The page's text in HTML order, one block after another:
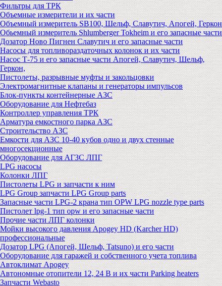
Фильтры для ТРК
Объемные измерители и их части
Объемный измеритель SB100, Шельф, Славутич, Апогей, Геркон
Обьемный измеритель Shlumberger Tokheim и его запасные части
Дозатор Ново Пигнен Славутич и его запасные части
Насосы для топливораздаточных колонок и их части
Насос Т-75 и его запасные части Апогей, Славутич, Шельф,
Геркон,
Пистолеты, разрывные муфты и закольцовки
Электромагнитные клапаны и генераторы импульсов
Блок-пункты контейнерные АЗС
Оборудование для Нефтебаз
Контроллер управления ТРК
Арматура емкостного парка АЗС
Строительство АЗС
Емкости для АЗС 10-40 кубов одно и двух стенные
многосекционные
Оборудование для АГЗС ЛПГ
LPG насосы
Колонки ЛПГ
Пистолеты LPG и запчасти к ним
LPG Group запчасти LPG Group parts
Запасные части LPG-2 крана тип OPW LPG nozzle type parts
Пистолет lpg-1 тип opw и его запасные части
Прочие части ЛПГ колонки
Мойки высокого давления Apogey HD (Karcher HD)
профессиональные
Дозатор LPG (Апогей, Шельф, Tatsuno) и его части
Оборудование для гаражей и собственного учета топлива
Автоклимат Apogey
Автономные отопители 12, 24 В и их части Parking heaters
Запчасти Webasto